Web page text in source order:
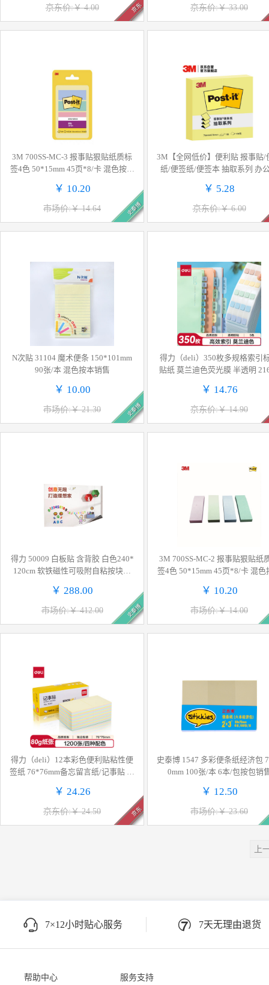
京东价:￥ 4.00 京东 京东价:￥ 33.00
3M 700SS-MC-3 报事贴狠贴纸质标
签4色 50*15mm 45页*8/卡 混色按卡
￥ 10.20
市场价:￥ 14.64 史泰博
3M【全网低价】便利贴 报事贴/
纸/便签纸/便签本 抽取系列 办
￥ 5.28
京东价:￥ 6.00
N次贴 31104 魔术便条 150*101mm
90张/本 混色按本销售
￥ 10.00
市场价:￥ 21.30 史泰博
得力（deli）350枚多规格索引
贴纸 莫兰迪色荧光膜 半透明
￥ 14.76
京东价:￥ 14.90
得力 50009 白板贴 含背胶 白色240*
120cm 软铁磁性可吸附自粘按块销
￥ 288.00
市场价:￥ 412.00 史泰博
3M 700SS-MC-2 报事贴狠贴纸
签4色 50*15mm 45页*8/卡 混色
￥ 10.20
市场价:￥ 14.00
得力（deli）12本彩色便利贴粘性便
签纸 76*76mm备忘留言纸/记事贴 办
￥ 24.26
京东价:￥ 24.50 京东
史泰博 1547 多彩便条纸经济包
0mm 100张/本 6本/包按包销
￥ 12.50
市场价:￥ 23.60
上
7×12小时贴心服务 7天无理由退货
帮助中心 服务支持